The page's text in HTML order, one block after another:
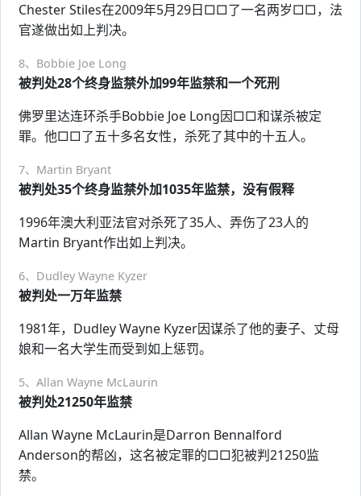
Chester Stiles在2009年5月29日□□了一名两岁□□，法
官遂做出如上判决。
8、Bobbie Joe Long
被判处28个终身监禁外加99年监禁和一个死刑
佛罗里达连环杀手Bobbie Joe Long因□□和谋杀被定
罪。他□□了五十多名女性，杀死了其中的十五人。
7、Martin Bryant
被判处35个终身监禁外加1035年监禁，没有假释
1996年澳大利亚法官对杀死了35人、弄伤了23人的
Martin Bryant作出如上判决。
6、Dudley Wayne Kyzer
被判处一万年监禁
1981年，Dudley Wayne Kyzer因谋杀了他的妻子、丈母
娘和一名大学生而受到如上惩罚。
5、Allan Wayne McLaurin
被判处21250年监禁
Allan Wayne McLaurin是Darron Bennalford
Anderson的帮凶，这名被定罪的□□犯被判21250监
禁。